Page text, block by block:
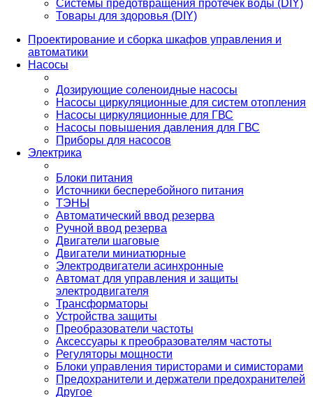
Системы предотвращения протечек воды (DIY)
Товары для здоровья (DIY)
Проектирование и сборка шкафов управления и
автоматики
Насосы
Дозирующие соленоидные насосы
Насосы циркуляционные для систем отопления
Насосы циркуляционные для ГВС
Насосы повышения давления для ГВС
Приборы для насосов
Электрика
Блоки питания
Источники бесперебойного питания
ТЭНЫ
Автоматический ввод резерва
Ручной ввод резерва
Двигатели шаговые
Двигатели миниатюрные
Электродвигатели асинхронные
Автомат для управления и защиты
электродвигателя
Трансформаторы
Устройства защиты
Преобразователи частоты
Аксессуары к преобразователям частоты
Регуляторы мощности
Блоки управления тиристорами и симисторами
Предохранители и держатели предохранителей
Другое